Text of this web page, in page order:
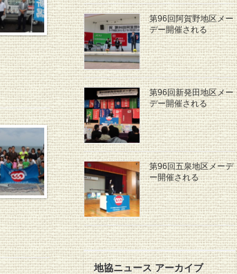
第96回阿賀野地区メー
デー開催される
第96回新発田地区メー
デー開催される
第96回五泉地区メーデ
ー開催される
地協ニュース アーカイブ